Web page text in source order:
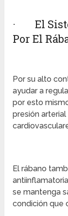
· El
Por El
Por su alto
ayudar a
por esto
presión
El rábano
se mantenga
condición que